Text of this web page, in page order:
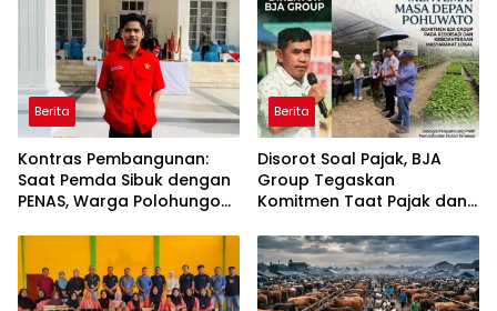
Berita
Kontras Pembangunan:
Saat Pemda Sibuk dengan
PENAS, Warga Polohungo
Berita
Disorot Soal Pajak, BJA
Group Tegaskan
Komitmen Taat Pajak dan